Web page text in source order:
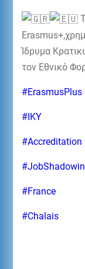
Ίδρυμα
τον Εθνικό
#ErasmusPlus
#ΙΚΥ
#Accreditation
#France
#Chalais